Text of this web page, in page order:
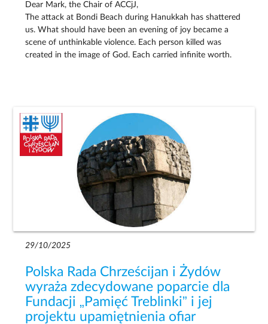
Dear Mark, the Chair of ACCjJ,
The attack at Bondi Beach during Hanukkah has shattered
us. What should have been an evening of joy became a
scene of unthinkable violence. Each person killed was
created in the image of God. Each carried infinite worth.
29/10/2025
Polska Rada Chrześcijan i Żydów
wyraża zdecydowane poparcie dla
Fundacji „Pamięć Treblinki” i jej
projektu upamiętnienia ofiar